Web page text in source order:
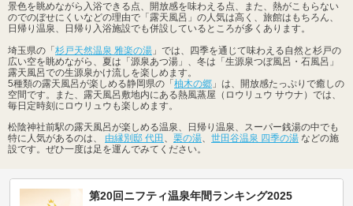
景色を眺めながら入浴できる点、開放感を味わえる点、また、熱がこもらない
のでのぼせにくいなどの理由で「露天風呂」の人気は高く、旅館はもちろん、
日帰り温泉、日帰り入浴施設でも併設しているところが多くあります。
埼玉県の「 杉戸天然温泉 雅楽の湯 」では、四季を通じて味わえる自然と杉戸の
広い空を眺めながら、夏は「源泉あつ湯」、冬は「生源泉つぼ風呂・石風呂」
露天風呂での生源泉かけ流しを楽しめます。
5種類の露天風呂が楽しめる静岡県の「 柚木の郷 」は、開放感たっぷりで癒しの
空間です。また、露天風呂敷地内にある熱風蒸屋（ロウリュウ サウナ）では、
毎日定時刻にロウリュウも楽しめます。
松陰神社前駅の露天風呂が楽しめる温泉、日帰り温泉、スーパー銭湯の中でも
特に人気があるのは、 由縁別邸 代田 、 栗の湯、 世田谷温泉 四季の湯 などの施
設です。ぜひ一度は足を運んでみてください。
第20回ニフティ温泉年間ランキング2025